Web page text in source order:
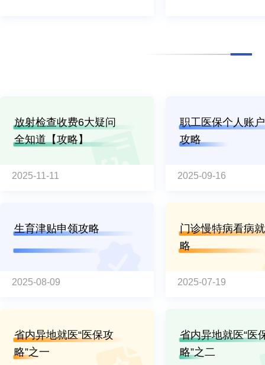
放射检查收费6大疑问
全知道【攻略】
2025-11-11
职工医保个人账
攻略
2025-09-16
生育津贴申领攻略
2025-08-09
门诊慢特病看病
略
2025-07-19
省内异地就医“医保攻
略”之一
省内异地就医“医
略”之二